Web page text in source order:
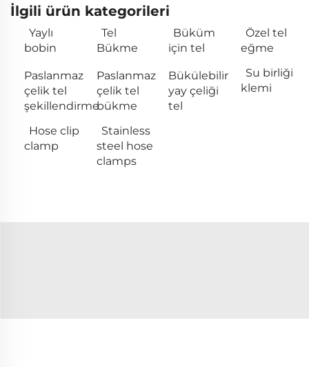
İlgili ürün kategorileri
Yaylı
bobin
Tel
Bükme
Büküm
için tel
Özel tel
eğme
Paslanmaz
çelik tel
şekillendirme
Paslanmaz
çelik tel
bükme
Bükülebilir
yay çeliği
tel
Su birliği
klemi
Hose clip
clamp
Stainless
steel hose
clamps